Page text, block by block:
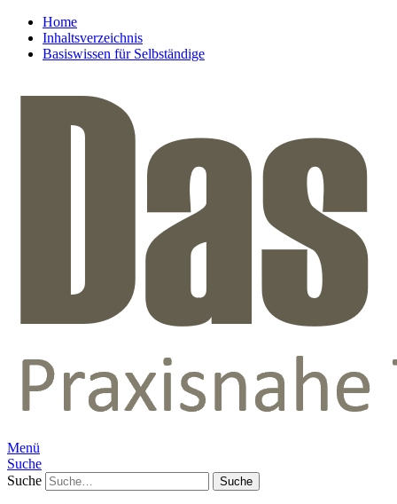
Home
Inhaltsverzeichnis
Basiswissen für Selbständige
Menü
Suche
Suche